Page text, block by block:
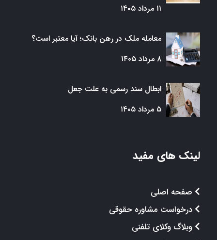
۱۱ مرداد ۱۴۰۵
معامله ملک در رهن بانک؛ آیا معتبر است؟
۸ مرداد ۱۴۰۵
ابطال سند رسمی به علت جعل
۵ مرداد ۱۴۰۵
لینک های مفید
صفحه اصلی
درخواست مشاوره حقوقی
وبلاگ وکلای تلفنی